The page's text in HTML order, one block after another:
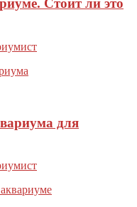
Стоит ли это
для